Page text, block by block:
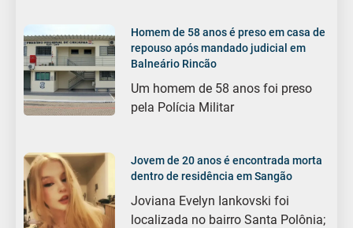
Homem de 58 anos é preso em casa de
repouso após mandado judicial em
Balneário Rincão
Um homem de 58 anos foi preso
pela Polícia Militar
Jovem de 20 anos é encontrada morta
dentro de residência em Sangão
Joviana Evelyn Iankovski foi
localizada no bairro Santa Polônia;